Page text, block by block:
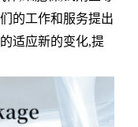
的工作和服务提出
适应新的变化,提